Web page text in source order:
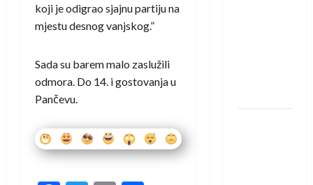
koji je odigrao sjajnu partiju na
mjestu desnog vanjskog.”
Sada su barem malo zaslužili
odmora. Do 14. i gostovanja u
Pančevu.